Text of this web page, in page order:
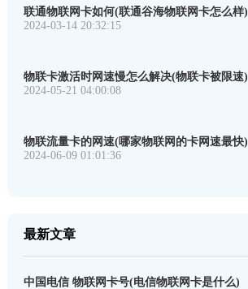
联通物联网卡如何(联通谷海物联网卡怎么样)
2024-03-14 20:32:15
物联卡激活时网速慢怎么解决(物联卡被限速)
2024-05-21 04:00:08
物联流量卡的网速(哪家物联网的卡网速最快)
2024-06-09 01:01:36
最新文章
中国电信 物联网卡号(电信物联网卡是什么)